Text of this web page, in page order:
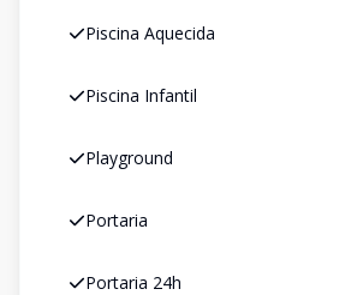
Piscina Aquecida
Piscina Infantil
Playground
Portaria
Portaria 24h